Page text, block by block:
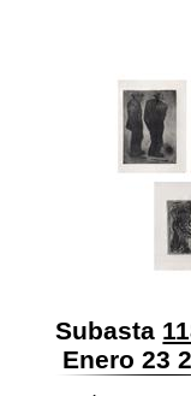
Subasta
Enero 23